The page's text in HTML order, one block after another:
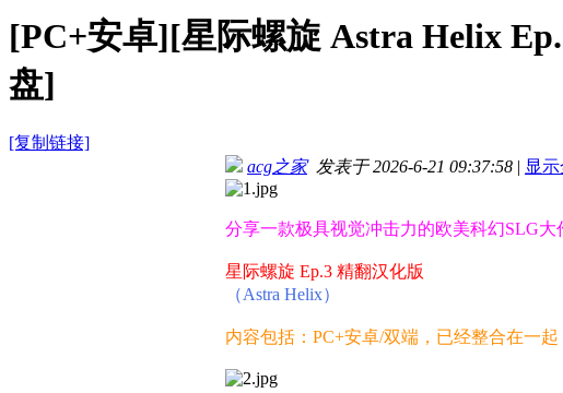
[PC+安卓][星际螺旋 Astra Helix
盘]
[复制链接]
acg之家发表于 2026-6-21 09:37:58 | 显
分享一款极具视觉冲击力的欧美科幻SLG大
星际螺旋 Ep.3 精翻汉化版
（Astra Helix）
内容包括：PC+安卓/双端，已经整合在一起